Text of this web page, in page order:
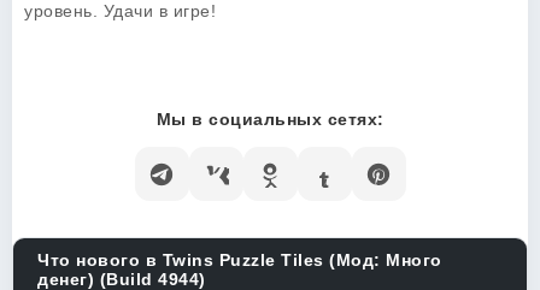
уровень. Удачи в игре!
Мы в социальных сетях:
Что нового в Twins Puzzle Tiles (Мод: Много
денег) (Build 4944)